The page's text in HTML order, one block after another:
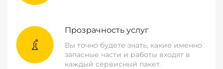
Прозрачность услуг
Вы точно будете знать, какие именно
запасные части и работы входят в
каждый сервисный пакет.